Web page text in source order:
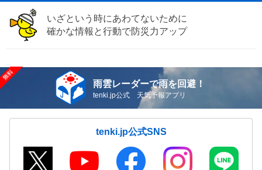
いざという時にあわてないために
確かな情報と行動で防災力アップ
雨雲レーダーで雨を回避！
tenki.jp公式 天気予報アプリ
tenki.jp公式SNS